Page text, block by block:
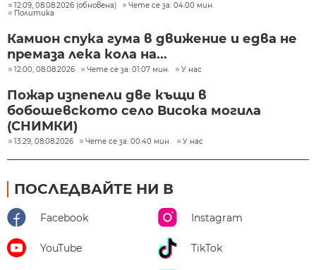
12:09, 08.08.2026 (обновена)
Чете се за: 04:00 мин.
Политика
Камион спука гума в движение и едва не
премаза лека кола на...
12:00, 08.08.2026 Чете се за: 01:07 мин. У нас
Пожар изпепели две къщи в
бобошевското село Висока могила
(СНИМКИ)
13:29, 08.08.2026 Чете се за: 00:40 мин. У нас
ПОСЛЕДВАЙТЕ НИ В
Facebook Instagram
YouTube TikTok